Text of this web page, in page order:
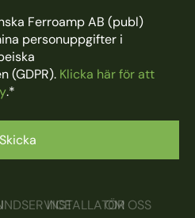
Ferroamp AB (publ)
personuppgifter i
(GDPR). Klicka här för att
.*
INSTALLATÖROM OSS